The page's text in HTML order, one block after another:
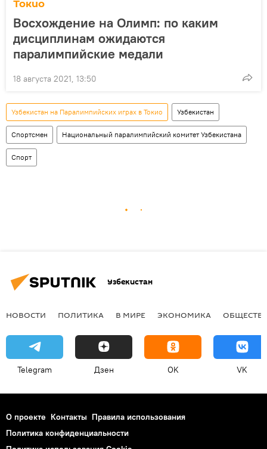
Токио
Восхождение на Олимп: по каким
дисциплинам ожидаются
паралимпийские медали
18 августа 2021, 13:50
Узбекистан на Паралимпийских играх в Токио Узбекистан
Спортсмен Национальный паралимпийский комитет Узбекистана
Спорт
Узбекистан
НОВОСТИ ПОЛИТИКА В МИРЕ ЭКОНОМИКА
Telegram Дзен OK VK
О проекте Контакты Правила использования
Политика конфиденциальности